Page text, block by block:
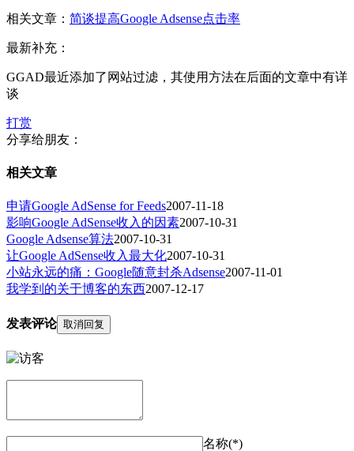
相关文章： 简谈提高Google Adsense点击率
最新补充：
GGAD最近添加了网站过滤，其使用方法在后面的文章中有详
谈
打赏
分享给朋友：
相关文章
申请Google AdSense for Feeds2007-11-18
影响Google AdSense收入的因素2007-10-31
Google Adsense算法2007-10-31
让Google AdSense收入最大化2007-10-31
小站永远的痛：Google随意封杀Adsense2007-11-01
我学到的关于博客的东西2007-12-17
发表评论 取消回复
名称(*)